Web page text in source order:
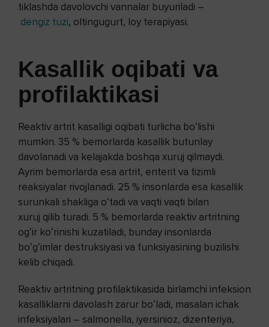
tiklashda davolovchi vannalar buyuriladi –
dengiz tuzi, oltingugurt, loy terapiyasi.
Kasallik oqibati va
profilaktikasi
Reaktiv artrit kasalligi oqibati turlicha boʻlishi
mumkin. 35 % bemorlarda kasallik butunlay
davolanadi va kelajakda boshqa xuruj qilmaydi.
Ayrim bemorlarda esa artrit, enterit va tizimli
reaksiyalar rivojlanadi. 25 % insonlarda esa kasallik
surunkali shakliga oʻtadi va vaqti vaqti bilan
xuruj qilib turadi. 5 % bemorlarda reaktiv artritning
ogʻir koʻrinishi kuzatiladi, bunday insonlarda
boʻgʻimlar destruksiyasi va funksiyasining buzilishi
kelib chiqadi.
Reaktiv artritning profilaktikasida birlamchi infeksion
kasalliklarni davolash zarur boʻladi, masalan ichak
infeksiyalari – salmonella, iyersinioz, dizenteriya,